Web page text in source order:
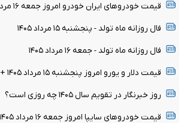
قیمت خودرو‌های ایران خودرو امروز جمعه ۱۶ مرداد ۱۴۰۵ + جدول
فال روزانه ماه تولد - پنجشنبه ۱۵ مرداد ۱۴۰۵
فال روزانه ماه تولد - جمعه ۱۶ مرداد ۱۴۰۵
قیمت دلار و یورو امروز پنجشنبه ۱۵ مرداد ۱۴۰۵ + جدول
روز خبرنگار در تقویم سال ۱۴۰۵ چه روزی است؟
قیمت خودرو‌های سایپا امروز جمعه ۱۶ مرداد ۱۴۰۵ + جدول